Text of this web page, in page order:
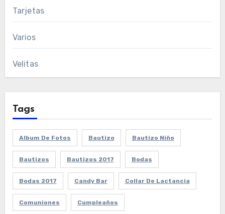
Tarjetas
Varios
Velitas
Tags
Album De Fotos Bautizo Bautizo Niño
Bautizos Bautizos 2017 Bodas
Bodas 2017 Candy Bar Collar De Lactancia
Comuniones Cumpleaños